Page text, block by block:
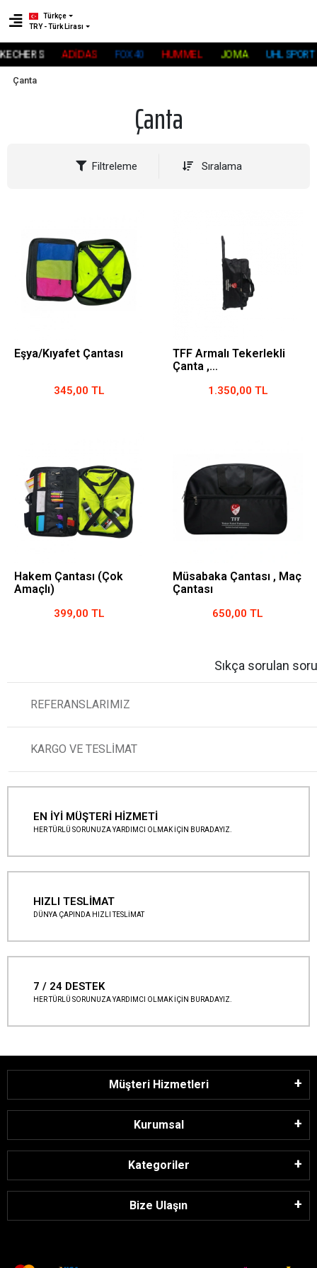
ADİDAS FOX40 HUMMEL JOMA UHLSPORT
Türkçe
TRY - Türk Lirası
Çanta
Çanta
Filtreleme Sıralama
Eşya/Kıyafet Çantası
345,00 TL
TFF Armalı Tekerlekli
Çanta ,
Çantası1.350,00 TL
Hakem Çantası (Çok
Amaçlı)
399,00 TL
Müsabaka Çantası , Maç
Çantası
650,00 TL
Sıkça sorulan
REFERANSLARIMIZ
KARGO VE TESLİMAT
EN İYİ MÜŞTERİ HİZMETİ
HER TÜRLÜ SORUNUZA YARDIMCI OLMAK İÇİN BURADAYIZ.
HIZLI TESLİMAT
DÜNYA ÇAPINDA HIZLI TESLİMAT
7 / 24 DESTEK
HER TÜRLÜ SORUNUZA YARDIMCI OLMAK İÇİN BURADAYIZ.
Müşteri Hizmetleri
Kurumsal
Kategoriler
Bize Ulaşın